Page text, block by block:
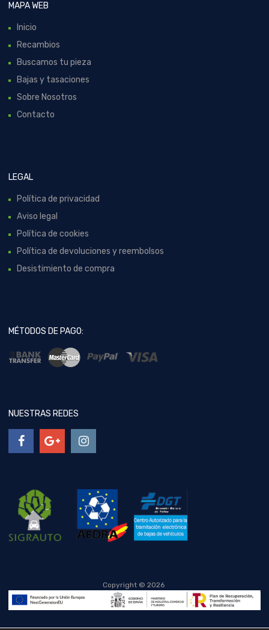
MAPA WEB
Inicio
Recambios
Buscamos tu pieza
Bajas y tasaciones
Sobre Nosotros
Contacto
LEGAL
Política de privacidad
Aviso legal
Política de cookies
Política de devoluciones y reembolsos
Desistimiento de compra
MÉTODOS DE PAGO:
NUESTRAS REDES
Copyright © 2026